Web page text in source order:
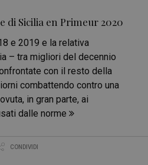
di Sicilia en Primeur 2020
e 2019 e la relativa
– tra migliori del decennio
con il resto della
combattendo contro una
in gran parte, ai
dalle norme
CONDIVIDI